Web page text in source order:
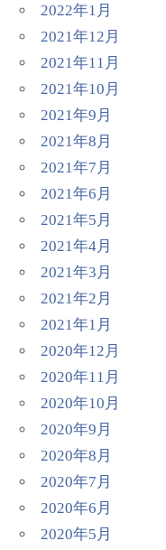
2022年1月
2021年12月
2021年11月
2021年10月
2021年9月
2021年8月
2021年7月
2021年6月
2021年5月
2021年4月
2021年3月
2021年2月
2021年1月
2020年12月
2020年11月
2020年10月
2020年9月
2020年8月
2020年7月
2020年6月
2020年5月